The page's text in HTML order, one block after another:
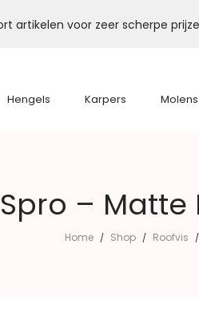
artikelen voor zeer scherpe
Hengels Karpers Molens
Spro – Matte
Home / Shop / Roofvis /